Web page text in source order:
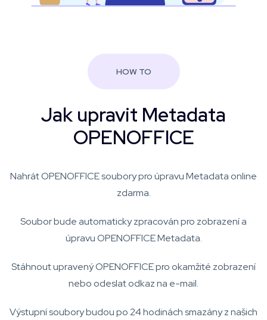
HOW TO
Jak upravit Metadata
OPENOFFICE
Nahrát OPENOFFICE soubory pro úpravu Metadata online
zdarma.
Soubor bude automaticky zpracován pro zobrazení a
úpravu OPENOFFICE Metadata.
Stáhnout upravený OPENOFFICE pro okamžité zobrazení
nebo odeslat odkaz na e-mail.
Výstupní soubory budou po 24 hodinách smazány z našich